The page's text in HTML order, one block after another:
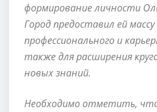
формирование личности
Город предоставил ей
профессионального и
также для расширения
новых знаний.
Необходимо отметить,